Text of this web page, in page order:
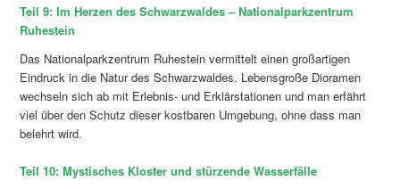
Teil 9: Im Herzen des Schwarzwaldes – Nationalparkzentrum
Ruhestein
Das Nationalparkzentrum Ruhestein vermittelt einen großartigen
Eindruck in die Natur des Schwarzwaldes. Lebensgroße Dioramen
wechseln sich ab mit Erlebnis- und Erklärstationen und man erfährt
viel über den Schutz dieser kostbaren Umgebung, ohne dass man
belehrt wird.
Teil 10: Mystisches Kloster und stürzende Wasserfälle